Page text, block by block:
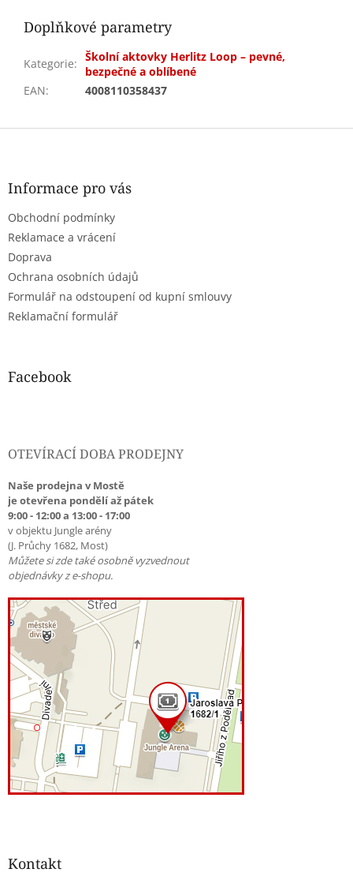
Doplňkové parametry
Kategorie: Školní aktovky Herlitz Loop – pevné,
bezpečné a oblíbené
EAN: 4008110358437
Z
Informace pro vás
Obchodní podmínky
Reklamace a vrácení
Doprava
Ochrana osobních údajů
Formulář na odstoupení od kupní smlouvy
Reklamační formulář
Facebook
OTEVÍRACÍ DOBA PRODEJNY
Naše prodejna v Mostě
je otevřena pondělí až pátek
9:00 - 12:00 a 13:00 - 17:00
v objektu Jungle arény
(J. Průchy 1682, Most)
Můžete si zde také osobně vyzvednout
objednávky z e-shopu.
Kontakt